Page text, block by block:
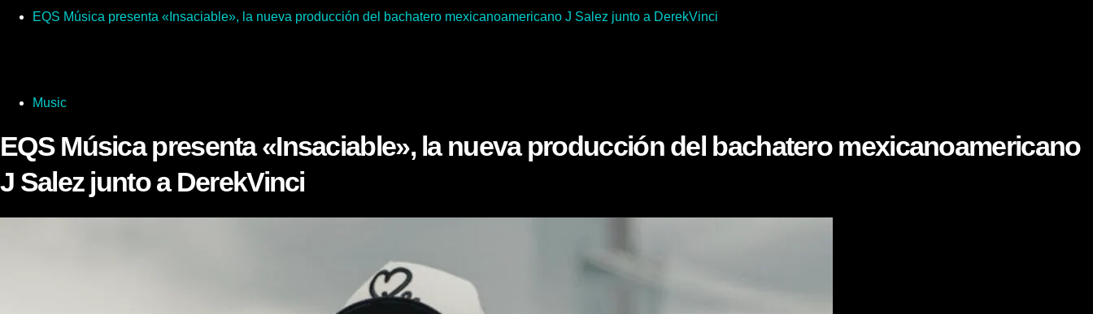
EQS Música presenta «Insaciable», la nueva producción del bachatero mexicanoamericano J Salez junto a DerekVinci
Music
EQS Música presenta «Insaciable», la nueva producción del bachatero mexicanoamericano
J Salez junto a DerekVinci